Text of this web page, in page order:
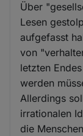
Über
Lesen
aufgefasst
von
letzten
werden
Allerdings
irrationalen
die